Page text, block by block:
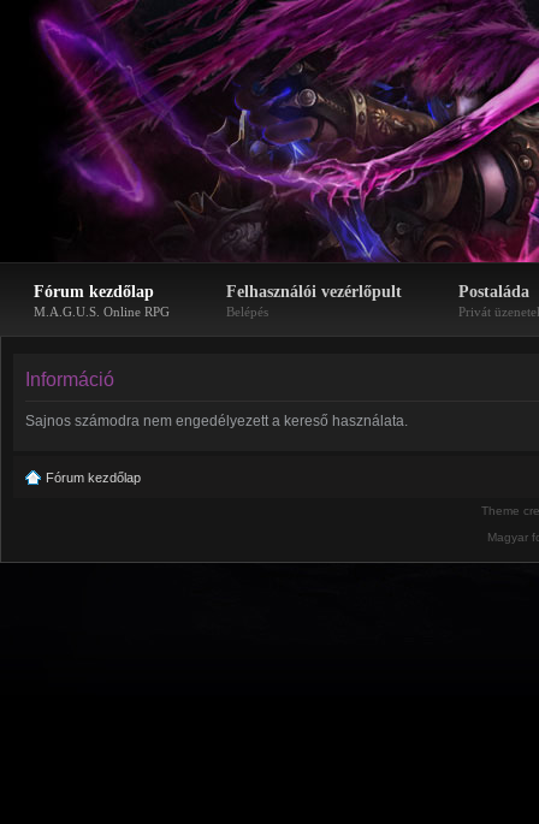
Fórum kezdőlap
M.A.G.U.S. Online RPG
Felhasználói vezérlőpult
Belépés
Postaláda
Privát
Információ
Sajnos számodra nem engedélyezett a kereső használata.
Fórum kezdőlap
Theme
Magyar